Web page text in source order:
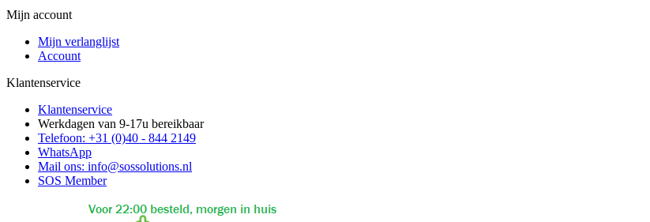
Mijn account
Mijn verlanglijst
Account
Klantenservice
Klantenservice
Werkdagen van 9-17u bereikbaar
Telefoon: +31 (0)40 - 844 2149
WhatsApp
Mail ons: info@sossolutions.nl
SOS Member